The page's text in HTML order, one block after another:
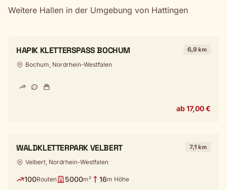
Weitere Hallen in der Umgebung von Hattingen
HAPIK KLETTERSPASS BOCHUM 6,9 km
Bochum, Nordrhein-Westfalen
ab 17,00 €
WALDKLETTERPARK VELBERT 7,1 km
Velbert, Nordrhein-Westfalen
100Routen 5000m² 16m Höhe